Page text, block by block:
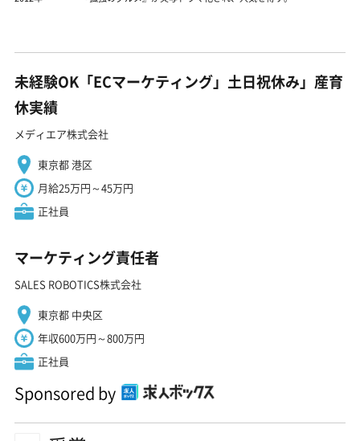
未経験OK「ECマーケティング」土日祝休み」産育
休実績
メディエア株式会社
東京都 港区
月給25万円～45万円
正社員
マーケティング責任者
SALES ROBOTICS株式会社
東京都 中央区
年収600万円～800万円
正社員
Sponsored by